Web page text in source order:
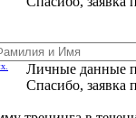
Личные данные
Спасибо, заявка